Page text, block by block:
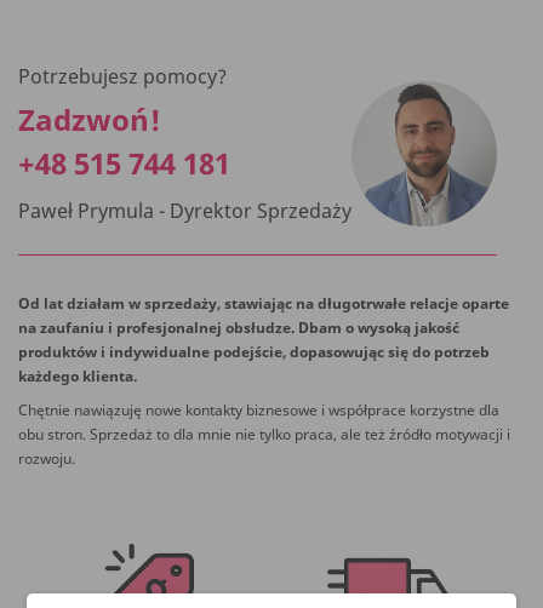
Potrzebujesz pomocy?
Zadzwoń!
+48 515 744 181
Paweł Prymula - Dyrektor Sprzedaży
Od lat działam w sprzedaży, stawiając na długotrwałe relacje oparte
na zaufaniu i profesjonalnej obsłudze. Dbam o wysoką jakość
produktów i indywidualne podejście, dopasowując się do potrzeb
każdego klienta.
Chętnie nawiązuję nowe kontakty biznesowe i współprace korzystne dla
obu stron. Sprzedaż to dla mnie nie tylko praca, ale też źródło motywacji i
rozwoju.